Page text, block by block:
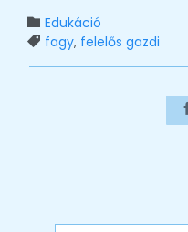
 Category
Edukáció
 Tags
fagy, felelős gazdi